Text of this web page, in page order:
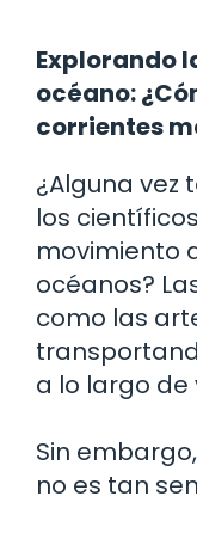
Explorando
océano:
corrientes
¿Alguna vez
los
movimiento
océanos?
como las
a lo largo
Sin
no es tan